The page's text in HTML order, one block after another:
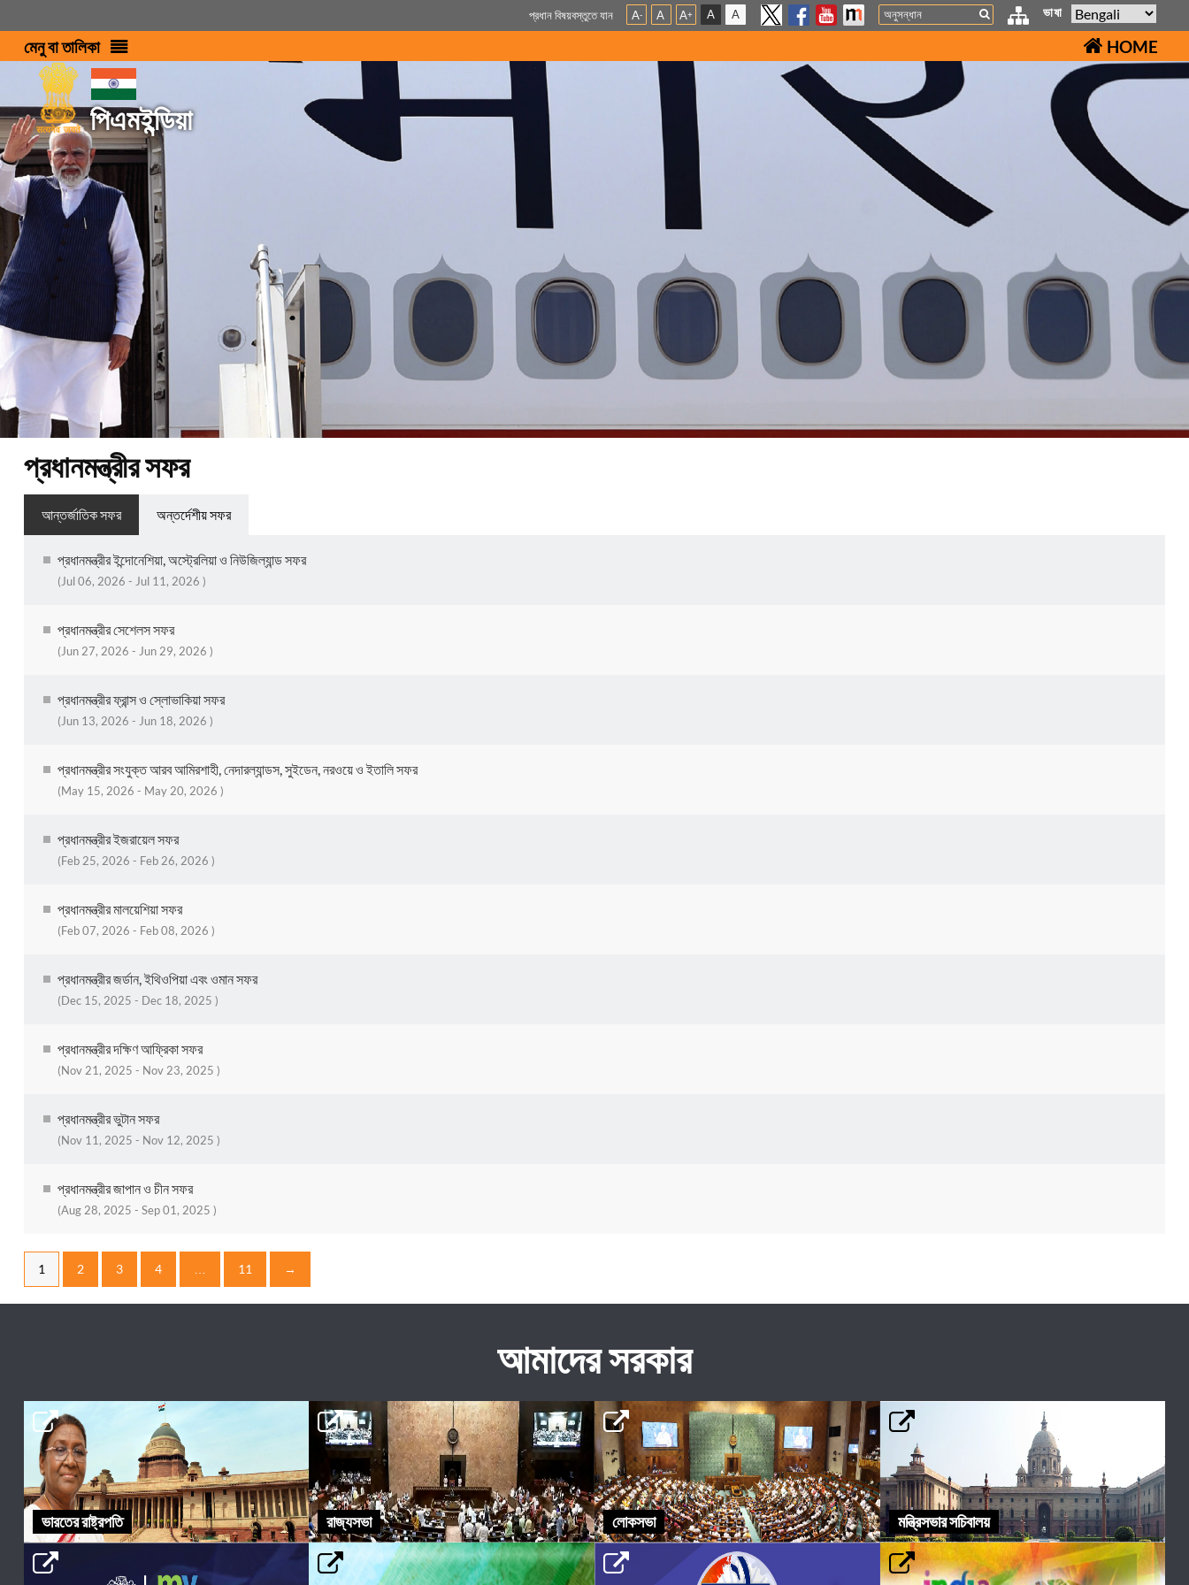
প্রধান বিষয়বস্তুতে যান A- A A+ A A Search ভাষা
মেনু বা তালিকা HOME
পিএমইন্ডিয়া
প্রধানমন্ত্রীর সফর
আন্তর্জাতিক সফর অন্তর্দেশীয় সফর
প্রধানমন্ত্রীর ইন্দোনেশিয়া, অস্ট্রেলিয়া ও নিউজিল্যান্ড সফর
(Jul 06, 2026 - Jul 11, 2026 )
প্রধানমন্ত্রীর সেশেলস সফর
(Jun 27, 2026 - Jun 29, 2026 )
প্রধানমন্ত্রীর ফ্রান্স ও স্লোভাকিয়া সফর
(Jun 13, 2026 - Jun 18, 2026 )
প্রধানমন্ত্রীর সংযুক্ত আরব আমিরশাহী, নেদারল্যান্ডস, সুইডেন, নরওয়ে ও ইতালি সফর
(May 15, 2026 - May 20, 2026 )
প্রধানমন্ত্রীর ইজরায়েল সফর
(Feb 25, 2026 - Feb 26, 2026 )
প্রধানমন্ত্রীর মালয়েশিয়া সফর
(Feb 07, 2026 - Feb 08, 2026 )
প্রধানমন্ত্রীর জর্ডান, ইথিওপিয়া এবং ওমান সফর
(Dec 15, 2025 - Dec 18, 2025 )
প্রধানমন্ত্রীর দক্ষিণ আফ্রিকা সফর
(Nov 21, 2025 - Nov 23, 2025 )
প্রধানমন্ত্রীর ভুটান সফর
(Nov 11, 2025 - Nov 12, 2025 )
প্রধানমন্ত্রীর জাপান ও চীন সফর
(Aug 28, 2025 - Sep 01, 2025 )
1 2 3 4 11 →
আমাদের সরকার
ভারতের রাষ্ট্রপতি রাজ্যসভা লোকসভা মন্ত্রিসভার সচিবালয়